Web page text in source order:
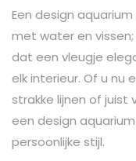
Een design
met water en
dat een vleugje
elk interieur. Of u nu
strakke lijnen of juist
een design
persoonlijke stijl.